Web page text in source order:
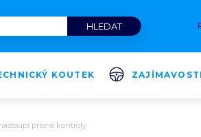
KOUTEK ZAJÍMAVOSTI
přísné kontroly